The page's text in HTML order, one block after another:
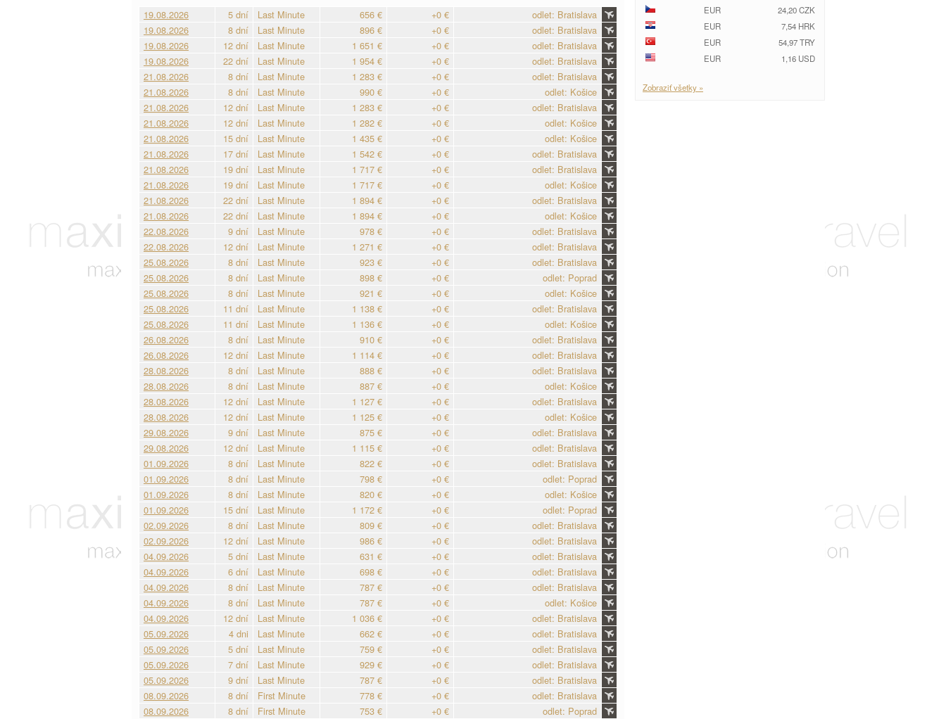
19.08.2026 5 dní Last Minute 656 € +0 €
odlet: Bratislava
19.08.2026
8 dní Last Minute 896 € +0 €
odlet: Bratislava
19.08.2026
12 dní Last Minute 1 651 € +0 €
odlet: Bratislava
19.08.2026
22 dní Last Minute 1 954 € +0 €
odlet: Bratislava
21.08.2026
8 dní Last Minute 1 283 € +0 €
odlet: Bratislava
21.08.2026
8 dní Last Minute 990 € +0 €
odlet: Košice
21.08.2026
12 dní Last Minute 1 283 € +0 €
odlet: Bratislava
21.08.2026
12 dní Last Minute 1 282 € +0 €
odlet: Košice
21.08.2026
15 dní Last Minute 1 435 € +0 €
odlet: Košice
21.08.2026
17 dní Last Minute 1 542 € +0 €
odlet: Bratislava
21.08.2026
19 dní Last Minute 1 717 € +0 €
odlet: Bratislava
21.08.2026
19 dní Last Minute 1 717 € +0 €
odlet: Košice
21.08.2026
22 dní Last Minute 1 894 € +0 €
odlet: Bratislava
21.08.2026
22 dní Last Minute 1 894 € +0 €
odlet: Košice
22.08.2026
9 dní Last Minute 978 € +0 €
odlet: Bratislava
22.08.2026
12 dní Last Minute 1 271 € +0 €
odlet: Bratislava
25.08.2026
8 dní Last Minute 923 € +0 €
odlet: Bratislava
25.08.2026
8 dní Last Minute 898 € +0 €
odlet: Poprad
25.08.2026
8 dní Last Minute 921 € +0 €
odlet: Košice
25.08.2026
11 dní Last Minute 1 138 € +0 €
odlet: Bratislava
25.08.2026
11 dní Last Minute 1 136 € +0 €
odlet: Košice
26.08.2026
8 dní Last Minute 910 € +0 €
odlet: Bratislava
26.08.2026
12 dní Last Minute 1 114 € +0 €
odlet: Bratislava
28.08.2026
8 dní Last Minute 888 € +0 €
odlet: Bratislava
28.08.2026
8 dní Last Minute 887 € +0 €
odlet: Košice
28.08.2026
12 dní Last Minute 1 127 € +0 €
odlet: Bratislava
28.08.2026
12 dní Last Minute 1 125 € +0 €
odlet: Košice
29.08.2026
9 dní Last Minute 875 € +0 €
odlet: Bratislava
29.08.2026
12 dní Last Minute 1 115 € +0 €
odlet: Bratislava
01.09.2026
8 dní Last Minute 822 € +0 €
odlet: Bratislava
01.09.2026
8 dní Last Minute 798 € +0 €
odlet: Poprad
01.09.2026
8 dní Last Minute 820 € +0 €
odlet: Košice
01.09.2026
15 dní Last Minute 1 172 € +0 €
odlet: Poprad
02.09.2026
8 dní Last Minute 809 € +0 €
odlet: Bratislava
02.09.2026
12 dní Last Minute 986 € +0 €
odlet: Bratislava
04.09.2026
5 dní Last Minute 631 € +0 €
odlet: Bratislava
04.09.2026
6 dní Last Minute 698 € +0 €
odlet: Bratislava
04.09.2026
8 dní Last Minute 787 € +0 €
odlet: Bratislava
04.09.2026
8 dní Last Minute 787 € +0 €
odlet: Košice
04.09.2026
12 dní Last Minute 1 036 € +0 €
odlet: Bratislava
05.09.2026
4 dni Last Minute 662 € +0 €
odlet: Bratislava
05.09.2026
5 dní Last Minute 759 € +0 €
odlet: Bratislava
05.09.2026
7 dní Last Minute 929 € +0 €
odlet: Bratislava
05.09.2026
9 dní Last Minute 787 € +0 €
odlet: Bratislava
08.09.2026
8 dní First Minute 778 € +0 €
odlet: Bratislava
08.09.2026
8 dní First Minute 753 € +0 €
odlet: Poprad
EUR
24,20 CZK
EUR
7,54 HRK
EUR
54,97 TRY
EUR
1,16 USD
Zobraziť všetky »